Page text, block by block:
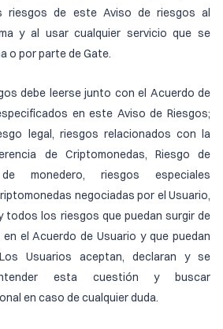
riesgos de este Aviso de riesgos al
y al usar cualquier servicio que se
o por parte de Gate.
debe leerse junto con el Acuerdo de
en este Aviso de Riesgos;
legal, riesgos relacionados con la
de Criptomonedas, Riesgo de
monedero, riesgos especiales
negociadas por el Usuario,
los riesgos que puedan surgir de
el Acuerdo de Usuario y que puedan
Usuarios aceptan, declaran y se
esta cuestión y buscar
en caso de cualquier duda.